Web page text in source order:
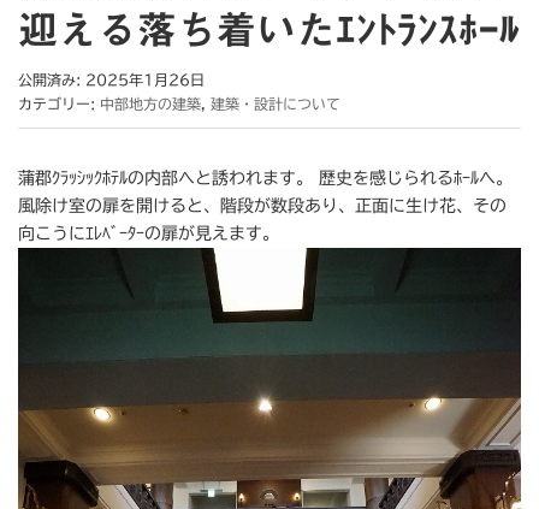
迎える落ち着いたｴﾝﾄﾗﾝｽﾎｰﾙ
公開済み: 2025年1月26日
カテゴリー: 中部地方の建築 建築・設計について
蒲郡ｸﾗｯｼｯｸﾎﾃﾙの内部へと誘われます。 歴史を感じられるﾎｰﾙへ。
風除け室の扉を開けると、階段が数段あり、正面に生け花、その
向こうにｴﾚﾍﾞｰﾀｰの扉が見えます。